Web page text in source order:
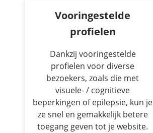
Vooringestelde
profielen
Dankzij vooringestelde
profielen voor diverse
bezoekers, zoals die met
visuele- / cognitieve
beperkingen of epilepsie, kun je
ze snel en gemakkelijk betere
toegang geven tot je website.